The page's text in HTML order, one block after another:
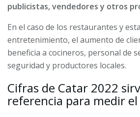
publicistas, vendedores y otros
En el caso de los restaurantes y
entretenimiento, el aumento de
beneficia a cocineros, personal de
seguridad y productores locales.
Cifras de Catar 2022
referencia para medir